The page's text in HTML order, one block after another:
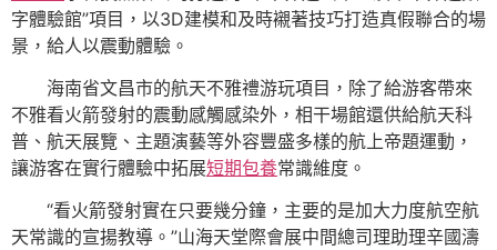
字體驗館”項目，以3D建模和及時襯著技巧打造真假聯合的場
景，給人以震動體驗。
海南省文昌市的航天不雅禮游玩項目，除了給游客帶來
不雅看火箭發射的震動感觸感染外，相干場館還供給航天科
普、航天展覽、主題演藝等外容豐盛多樣的航上帝題運動，
讓游客在實行體驗中拓展短期包養常識維度。
“看火箭發射實在只要幾分鐘，主要的是加大力度航空航
天常識的宣揚教導。”山海天堂際會展中間總司理助理辛國濤